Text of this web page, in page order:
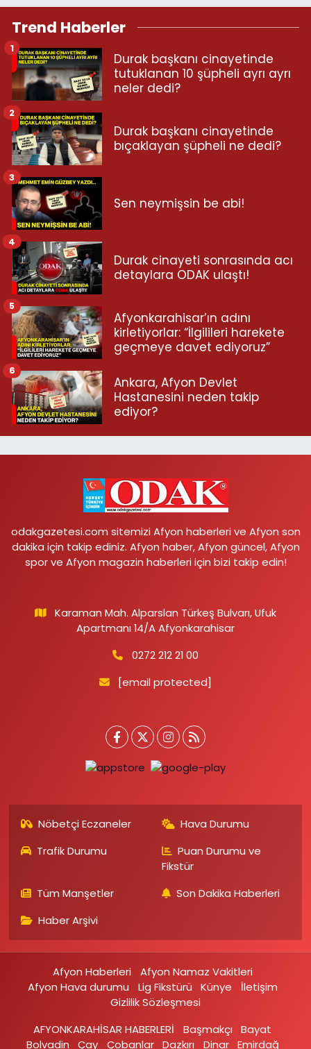
Trend Haberler
Durak başkanı cinayetinde
tutuklanan 10 şüpheli ayrı ayrı
neler dedi?
1
Durak başkanı cinayetinde
bıçaklayan şüpheli ne dedi?
2
Sen neymişsin be abi!
3
Durak cinayeti sonrasında acı
detaylara ODAK ulaştı!
4
Afyonkarahisar’ın adını
kirletiyorlar: “İlgilileri harekete
geçmeye davet ediyoruz”
5
Ankara, Afyon Devlet
Hastanesini neden takip
ediyor?
6
odakgazetesi.com sitemizi Afyon haberleri ve Afyon son
dakika için takip ediniz. Afyon haber, Afyon güncel, Afyon
spor ve Afyon magazin haberleri için bizi takip edin!
Karaman Mah. Alparslan Türkeş Bulvarı, Ufuk
Apartmanı 14/A Afyonkarahisar
0272 212 21 00
[email protected]
Nöbetçi Eczaneler
Hava Durumu
Trafik Durumu
Puan Durumu ve
Fikstür
Tüm Manşetler
Son Dakika Haberleri
Haber Arşivi
Afyon Haberleri
Afyon Namaz Vakitleri
Afyon Hava durumu
Lig Fikstürü Künye
İletişim
Gizlilik Sözleşmesi
AFYONKARAHİSAR HABERLERİ
Başmakçı
Bayat
Bolvadin
Çay Çobanlar Dazkırı Dinar Emirdağ‎